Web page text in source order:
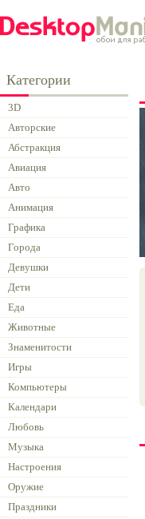
Категории
3D
Авторские
Абстракция
Авиация
Авто
Анимация
Графика
Города
Девушки
Дети
Еда
Животные
Знаменитости
Игры
Компьютеры
Календари
Любовь
Музыка
Настроения
Оружие
Праздники